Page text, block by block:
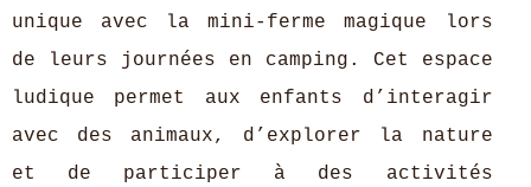
unique avec la mini-ferme magique lors
de leurs journées en camping. Cet espace
ludique permet aux enfants d’interagir
avec des animaux, d’explorer la nature
et de participer à des activités